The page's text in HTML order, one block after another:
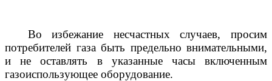
Во избежание несчастных случаев, просим
потребителей газа быть предельно внимательными,
и не оставлять в указанные часы включенным
газоиспользующее оборудование.